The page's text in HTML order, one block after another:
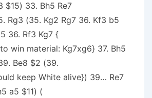
33. Bh5 Re7
Rg3 (35. Kg2 Rg7 36. Kf3 b5
36. Rf3 Kg7 {
win material: Kg7xg6} 37. Bh5
Be8 $2 (39.
keep White alive}) 39… Re7
a5 $11) (